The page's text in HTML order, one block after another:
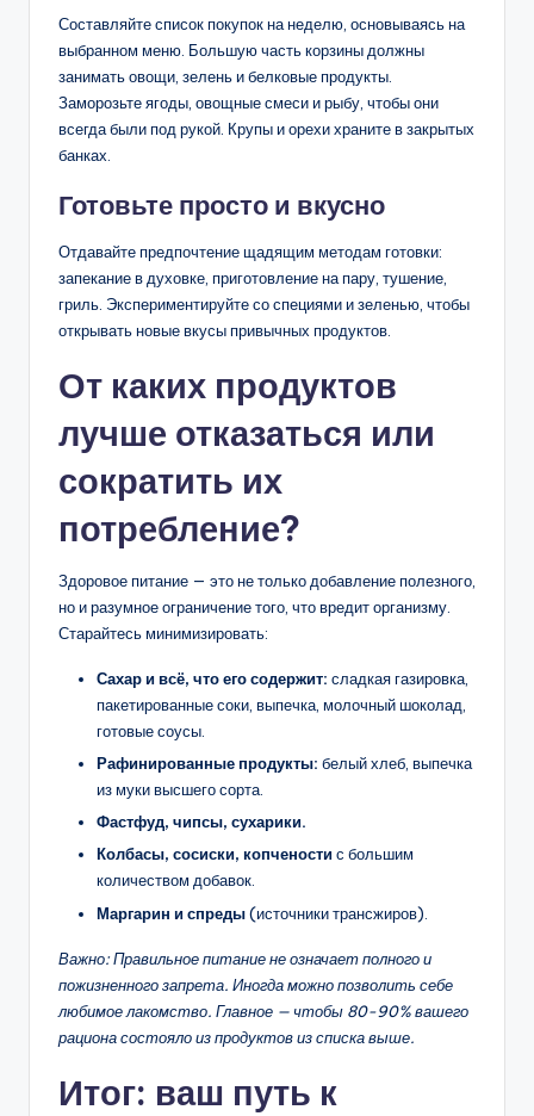
Составляйте список покупок на неделю, основываясь на
выбранном меню. Большую часть корзины должны
занимать овощи, зелень и белковые продукты.
Заморозьте ягоды, овощные смеси и рыбу, чтобы они
всегда были под рукой. Крупы и орехи храните в закрытых
банках.
Готовьте просто и вкусно
Отдавайте предпочтение щадящим методам готовки:
запекание в духовке, приготовление на пару, тушение,
гриль. Экспериментируйте со специями и зеленью, чтобы
открывать новые вкусы привычных продуктов.
От каких продуктов
лучше отказаться или
сократить их
потребление?
Здоровое питание — это не только добавление полезного,
но и разумное ограничение того, что вредит организму.
Старайтесь минимизировать:
Сахар и всё, что его содержит: сладкая газировка,
пакетированные соки, выпечка, молочный шоколад,
готовые соусы.
Рафинированные продукты: белый хлеб, выпечка
из муки высшего сорта.
Фастфуд, чипсы, сухарики.
Колбасы, сосиски, копченостис большим
количеством добавок.
Маргарин и спреды(источники трансжиров).
Важно: Правильное питание не означает полного и
пожизненного запрета. Иногда можно позволить себе
любимое лакомство. Главное — чтобы 80-90% вашего
рациона состояло из продуктов из списка выше.
Итог: ваш путь к